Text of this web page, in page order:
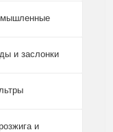
и заслонки
и